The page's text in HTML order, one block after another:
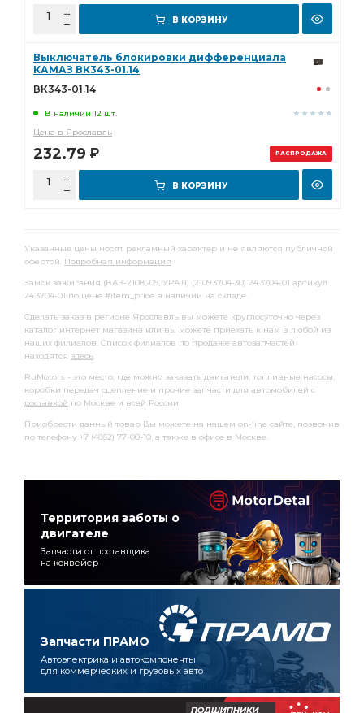
В КОРЗИНУ
РАСПРОДАЖА
Выключатель блокировки дифференциала
КАМАЗ ВК343-01.14
ВК343-01.14
В наличии 12 шт.
Цена в Ярославль
232.79 Р
В КОРЗИНУ
Указанные цены носят рекламный характер и не являются публичной
офертой. Подробная информация
Замок зажигания (ВАЗ-2108,-09, УРАЛ) (2109.3704-30) 24.3704-01 артикул
24.3704-01 по цене #item_price в наличии на складе.
Сделать заказ в регионе Ярославль вы можете круглосуточно через
каталог интернет магазина или вы можете приехать к нам в любой из
наших филиалов. Список филиалов по продаже автозапчастей
находятся здесь.
RuMotors - это место, где можно заказать двигатели, топливные насосы,
коробки передач сцепление и прочие запчасти для автомобилей с
доставкой по Москве и всей России.
Приобрести данный товар Вы можете на нашем on-line сайте, позвонив
по телефону +7 (4852) 77-00-10, а также в офисе в Москве.
Территория заботы о
двигателе
Запчасти от поставщика
на конвейер
Запчасти ПРАМО
Автоэлектрика и автокомпоненты
для коммерческих и грузовых авто